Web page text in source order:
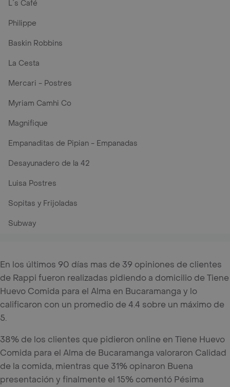
L´s Café
Philippe
Baskin Robbins
La Cesta
Mercari - Postres
Myriam Camhi Co
Magnifique
Empanaditas de Pipian - Empanadas
Desayunadero de la 42
Luisa Postres
Sopitas y Frijoladas
Subway
En los últimos 90 días mas de 39 opiniones de clientes
de Rappi fueron realizadas pidiendo a domicilio de Tiene
Huevo Comida para el Alma en Bucaramanga y lo
calificaron con un promedio de 4.4 sobre un máximo de
5.
38% de los clientes que pidieron online en Tiene Huevo
Comida para el Alma de Bucaramanga valoraron Calidad
de la comida, mientras que 31% opinaron Buena
presentación y finalmente el 15% comentó Pésima